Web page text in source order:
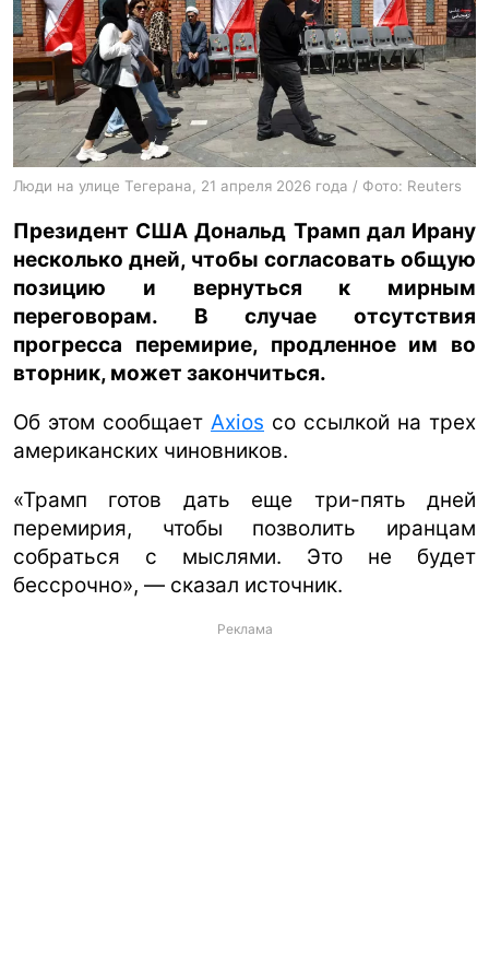
ua ru en
Люди на улице Тегерана, 21 апреля 2026 года / Фото: Reuters
Президент США Дональд Трамп дал Ирану
несколько дней, чтобы согласовать общую
позицию и вернуться к мирным
переговорам. В случае отсутствия
прогресса перемирие, продленное им во
вторник, может закончиться.
Об этом сообщает Axios со ссылкой на трех
американских чиновников.
«Трамп готов дать еще три-пять дней
перемирия, чтобы позволить иранцам
собраться с мыслями. Это не будет
бессрочно», — сказал источник.
Реклама